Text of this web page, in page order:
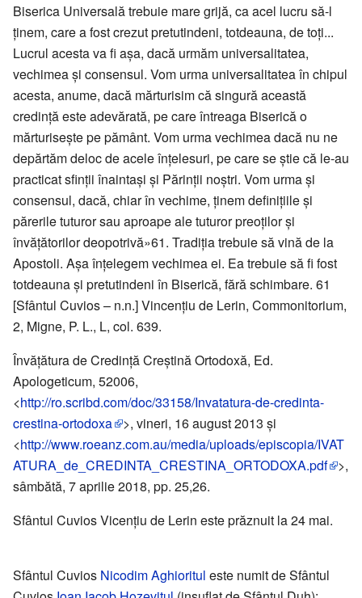
Biserica Universală trebuie mare grijă, ca acel lucru să-l
ținem, care a fost crezut pretutindeni, totdeauna, de toți...
Lucrul acesta va fi așa, dacă urmăm universalitatea,
vechimea și consensul. Vom urma universalitatea în chipul
acesta, anume, dacă mărturisim că singură această
credință este adevărată, pe care întreaga Biserică o
mărturisește pe pământ. Vom urma vechimea dacă nu ne
depărtăm deloc de acele înțelesuri, pe care se știe că le-au
practicat sfinții înaintași și Părinții noștri. Vom urma și
consensul, dacă, chiar în vechime, ținem definițiile și
părerile tuturor sau aproape ale tuturor preoților și
învățătorilor deopotrivă»61. Tradiția trebuie să vină de la
Apostoli. Așa înțelegem vechimea ei. Ea trebuie să fi fost
totdeauna și pretutindeni în Biserică, fără schimbare. 61
[Sfântul Cuvios – n.n.] Vincențiu de Lerin, Commonitorium,
2, Migne, P. L., L, col. 639.
Învățătura de Credință Creștină Ortodoxă, Ed.
Apologeticum, 52006,
<http://ro.scribd.com/doc/33158/Invatatura-de-credinta-
crestina-ortodoxa
>, vineri, 16 august 2013 și
<http://www.roeanz.com.au/media/uploads/episcopia/IVAT
ATURA_de_CREDINTA_CRESTINA_ORTODOXA.pdf
>,
sâmbătă, 7 aprilie 2018, pp. 25,26.
Sfântul Cuvios Vicențiu de Lerin este prăznuit la 24 mai.
Sfântul Cuvios Nicodim Aghioritul este numit de Sfântul